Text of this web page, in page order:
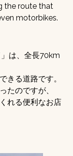
the route that
motorbikes.
は、全長70km
きる道路です。
たのですが、
れる便利なお店